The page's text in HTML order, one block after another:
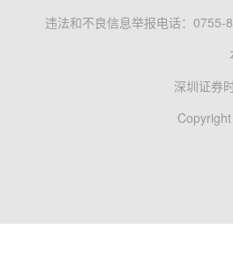
违法和不良信息举报电话：0755-
深圳证券